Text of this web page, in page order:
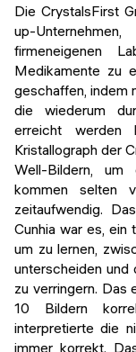
Die CrystalsFirst
up-
firmeneigenen
Medikamente zu
geschaffen, indem
die wiederum
erreicht werden
Kristallograph der
Well-Bildern,
kommen selten
zeitaufwendig.
Cunhia war es, ein
um zu lernen,
unterscheiden und
zu verringern. Das
10 Bildern
interpretierte die
immer korrekt.